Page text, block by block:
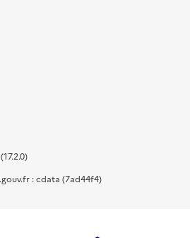
: cdata (7ad44f4)